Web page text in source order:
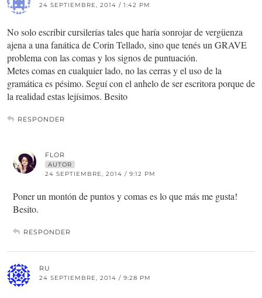
24 SEPTIEMBRE, 2014 / 1:42 PM
No solo escribir cursilerías tales que haría sonrojar de vergüenza
ajena a una fanática de Corin Tellado, sino que tenés un GRAVE
problema con las comas y los signos de puntuación.
Metes comas en cualquier lado, no las cerras y el uso de la
gramática es pésimo. Seguí con el anhelo de ser escritora porque de
la realidad estas lejísimos. Besito
RESPONDER
FLOR
AUTOR
24 SEPTIEMBRE, 2014 / 9:12 PM
Poner un montón de puntos y comas es lo que más me gusta!
Besito.
RESPONDER
RU
24 SEPTIEMBRE, 2014 / 9:28 PM